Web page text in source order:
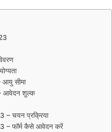
सीमा
आवेदन शुल्क
चयन प्रक्रिया
– फॉर्म कैसे आवेदन करें